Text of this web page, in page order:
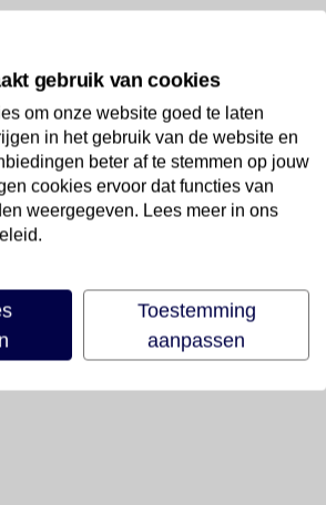
gebruik van cookies
om onze website goed te laten
in het gebruik van de website en
beter af te stemmen op jouw
cookies ervoor dat functies van
weergegeven. Lees meer in ons
Toestemming
aanpassen